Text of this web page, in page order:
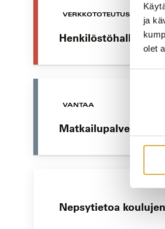
ja
olet
VERKKOTOTEUTUS
Henkilöstöhallinnon
VANTAA
Matkailupalvelujen
Nepsytietoa